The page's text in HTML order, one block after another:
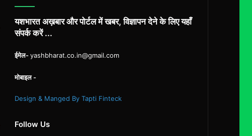
यशभारत अख़बार और पोर्टल में खबर, विज्ञापन देने के लिए यहाँ
संपर्क करें ...
ईमेल-yashbharat.co.in@gmail.com
मोबाइल -
Design & Manged By Tapti Finteck
Follow Us